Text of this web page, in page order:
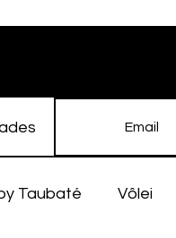
Taubaté Vôlei